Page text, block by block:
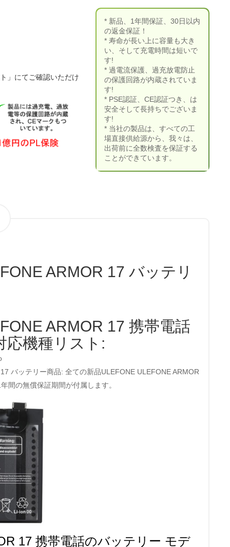
」にてご確認いただけ
* 新品、1年間保証、30日以内
の返金保証！
* 寿命が長い上に容量も大き
い、そして充電時間は短いで
す!
* 過電流保護、過充放電防止
の保護回路が内蔵されていま
す!
* PSE認証、CE認証つき、は
安全そして長持ちでございま
す!
* 当社の製品は、すべての工
場直接供給源から、我々は、
出荷前に全数検査を保証する
ことができています。
ARMOR 17 バッテリ
ARMOR 17 携帯電話
応機種リスト:
バッテリー商品: 全ての新品ULEFONE ULEFONE ARMOR
間の無償保証期間が付属します。
17 携帯電話のバッテリー モデ